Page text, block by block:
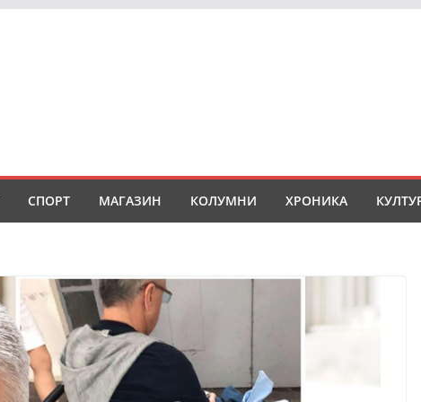
СПОРТ МАГАЗИН КОЛУМНИ ХРОНИКА